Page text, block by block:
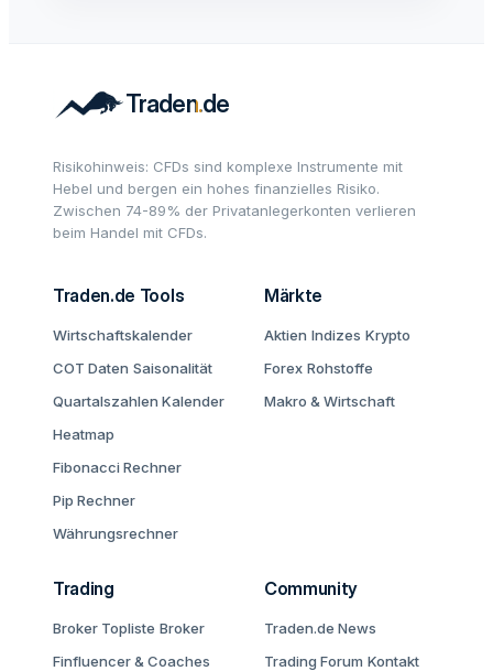
Risikohinweis: CFDs sind komplexe Instrumente mit
Hebel und bergen ein hohes finanzielles Risiko.
Zwischen 74-89% der Privatanlegerkonten verlieren
beim Handel mit CFDs.
Traden.de Tools
Wirtschaftskalender
COT Daten Saisonalität
Quartalszahlen Kalender
Heatmap
Fibonacci Rechner
Pip Rechner
Währungsrechner
Märkte
Aktien Indizes Krypto
Forex Rohstoffe
Makro & Wirtschaft
Trading
Broker Topliste Broker
Finfluencer & Coaches
Community
Traden.de News
Trading Forum Kontakt